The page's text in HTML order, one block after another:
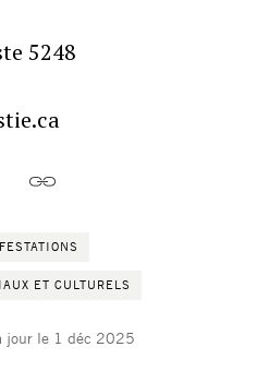
5248
ET CULTURELS
jour le 1 déc 2025